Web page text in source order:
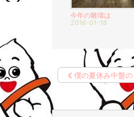
今年の雛壇は
2016-01-18
僕の夏休み中盤